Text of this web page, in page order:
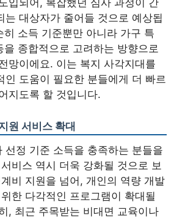
입되어, 복잡했던 심사 과정이 간
는 대상자가 줄어들 것으로 예상됩
히 소득 기준뿐만 아니라 가구 특
을 종합적으로 고려하는 방향으로
망이에요. 이는 복지 사각지대를
인 도움이 필요한 분들에게 더 빠르
지도록 할 것입니다.
원 서비스 확대
선정 기준 소득을 충족하는 분들을
비스 역시 더욱 강화될 것으로 보
비 지원을 넘어, 개인의 역량 개발
한 다각적인 프로그램이 확대될
, 최근 주목받는 비대면 교육이나